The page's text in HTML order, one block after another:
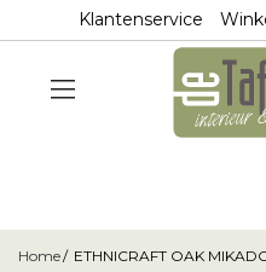
Klantenservice
Home ETHNICRAFT OAK